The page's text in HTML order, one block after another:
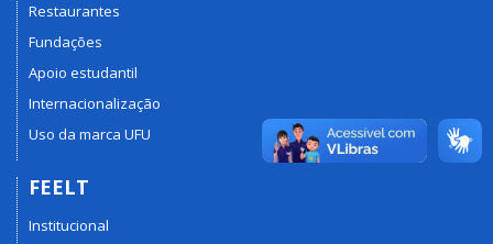
Restaurantes
Fundações
Apoio estudantil
Internacionalização
Uso da marca UFU
FEELT
Institucional